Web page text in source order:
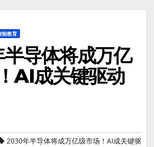
能教育
导体将成万亿
AI成关键驱动
2030年半导体将成万亿级市场！AI成关键驱